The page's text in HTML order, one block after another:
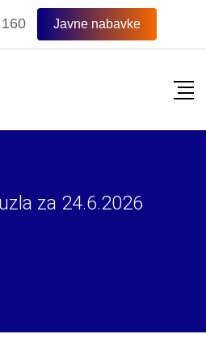
Javne nabavke
za 24.6.2026